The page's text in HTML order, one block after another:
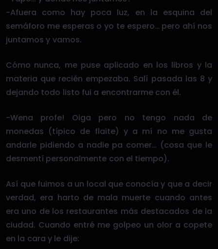
-Afuera como hay poca luz, en la esquina del
semáforo me esperas o yo te espero… pero ahí nos
juntamos y vamos.
Cómo nunca, me puse aplicado en los libros y la
materia que recién empezaba. Salí pasada las 8 y
dejando todo listo fui a encontrarme con él.
-Wena profe! Oiga pero no tengo nada de
monedas (típico de flaite) y a mí no me gusta
andarle pidiendo a nadie pa comer… (cosa que le
desmentí personalmente con el tiempo).
Así que fuimos a un local que conocía y que a decir
verdad, era harto de mala muerte cuando antes
era uno de los restaurantes más destacados de la
ciudad. Cuando entré me golpeo un olor a copete
en la cara y le dije: